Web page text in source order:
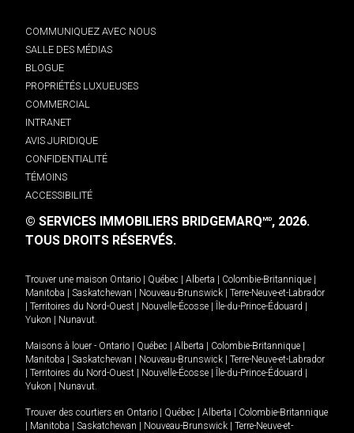
COMMUNIQUEZ AVEC NOUS
SALLE DES MÉDIAS
BLOGUE
PROPRIÉTÉS LUXUEUSES
COMMERCIAL
INTRANET
AVIS JURIDIQUE
CONFIDENTIALITÉ
TÉMOINS
ACCESSIBILITÉ
© SERVICES IMMOBILIERS BRIDGEMARQMD, 2026.
TOUS DROITS RÉSERVÉS.
Trouver une maison Ontario Québec Alberta Colombie-Britannique
Manitoba
Saskatchewan Nouveau-Brunswick
Terre-Neuve-et-Labrador
Territoires du Nord-Ouest Nouvelle-Écosse Île-du-Prince-Édouard
Yukon
Nunavut.
Maisons à louer - Ontario Québec Alberta Colombie-Britannique
Manitoba
Saskatchewan Nouveau-Brunswick
Terre-Neuve-et-Labrador
Territoires du Nord-Ouest Nouvelle-Écosse Île-du-Prince-Édouard
Yukon
Nunavut.
Trouver des courtiers en Ontario Québec Alberta
Colombie-Britannique
Manitoba Saskatchewan Nouveau-Brunswick
Terre-Neuve-et-